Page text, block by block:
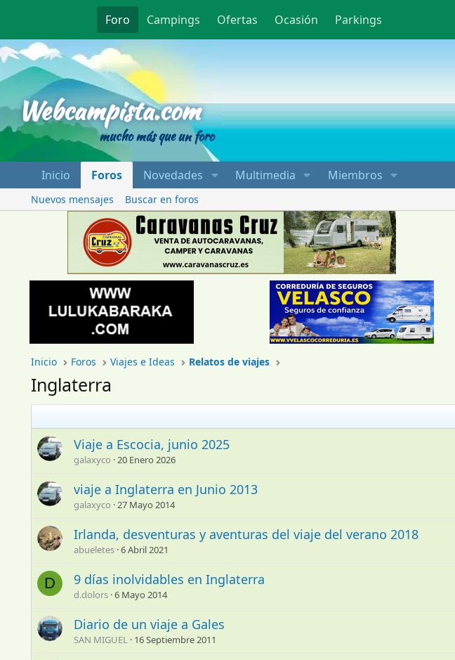
Foro Campings Ofertas Ocasión Parkings
Webcampista.com
mucho más que un foro
Inicio Foros Novedades Multimedia Miembros
Nuevos mensajes Buscar en foros
Inicio Foros Viajes e Ideas Relatos de viajes
Inglaterra
Viaje a Escocia, junio 2025
galaxyco 20 Enero 2026
viaje a Inglaterra en Junio 2013
galaxyco 27 Mayo 2014
Irlanda, desventuras y aventuras del viaje del verano 2018
abueletes 6 Abril 2021
D 9 días inolvidables en Inglaterra
d.dolors 6 Mayo 2014
Diario de un viaje a Gales
SAN MIGUEL 16 Septiembre 2011